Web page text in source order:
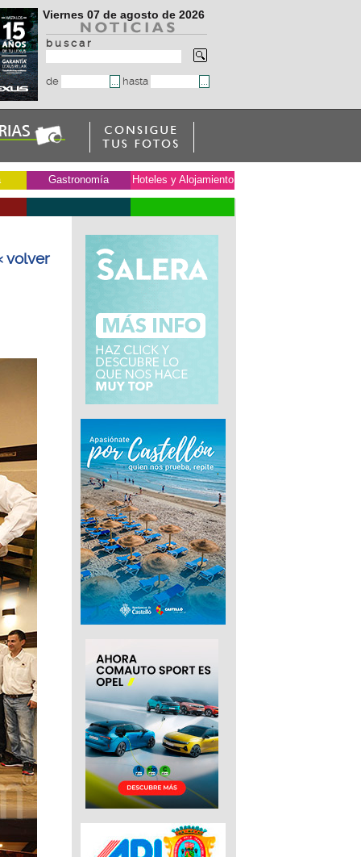
Viernes 07 de agosto de 2026
b u s c a r
de hasta
Gastronomía Hoteles y Alojamiento
volver